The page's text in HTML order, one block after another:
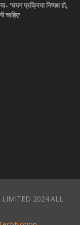
‘चयन प्रक्रिया निष्पक्ष हो,
चाहिए’
2024.ALL